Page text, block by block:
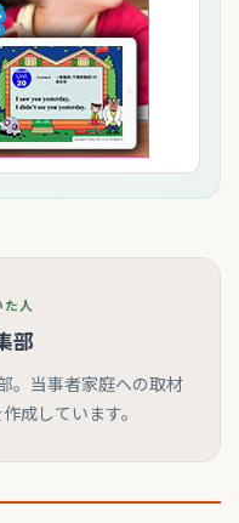
た人
部
。当事者家庭への取材
成しています。